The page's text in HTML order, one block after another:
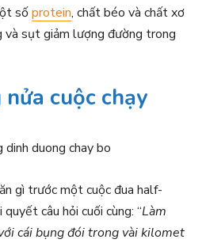
sốprotein, chất béo và chất xơ
và sụt giảm lượng đường trong
cuộc chạy
gì trước một cuộc đua half-
câu hỏi cuối cùng: “Làm
cái bụng đói trong vài kilomet